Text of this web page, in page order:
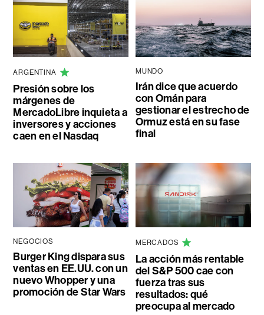
ARGENTINA
Presión sobre los
márgenes de
MercadoLibre inquieta a
inversores y acciones
caen en el Nasdaq
MUNDO
Irán dice que acuerdo
con Omán para
gestionar el estrecho de
Ormuz está en su fase
final
NEGOCIOS
Burger King dispara sus
ventas en EE.UU. con un
nuevo Whopper y una
promoción de Star Wars
MERCADOS
La acción más rentable
del S&P 500 cae con
fuerza tras sus
resultados: qué
preocupa al mercado